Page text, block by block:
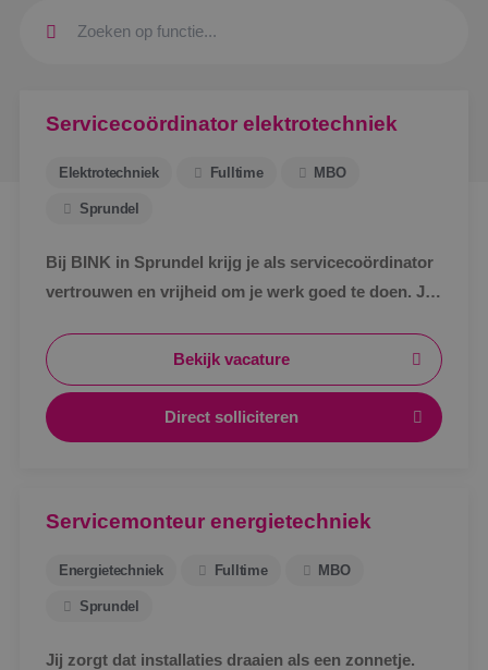
Servicecoördinator elektrotechniek
Elektrotechniek Fulltime MBO
Sprundel
Bij BINK in Sprundel krijg je als servicecoördinator
vertrouwen en vrijheid om je werk goed te doen. Je
waar je aan toe bent.Bekijk vacature
Direct solliciteren
Servicemonteur energietechniek
Energietechniek Fulltime MBO
Sprundel
Jij zorgt dat installaties draaien als een zonnetje.